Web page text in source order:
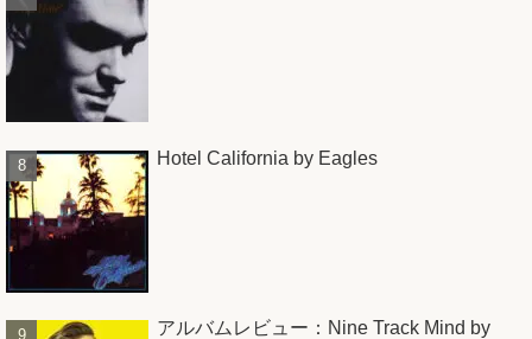
Hotel California by Eagles
アルバムレビュー：Nine Track Mind by